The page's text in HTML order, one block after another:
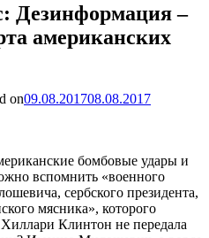
Дезинформация –
американских
on09.08.201708.08.2017
бомбовые удары и
вспомнить «военного
сербского президента,
мясника», которого
Клинтон не передала